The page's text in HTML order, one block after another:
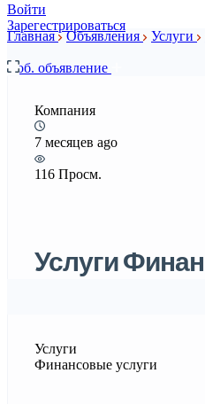
Войти
Зарегестрироваться
Доб. объявление
Главная Объявления Услуги
Компания
7 месяцев ago
116 Просм.
Услуги
Услуги
Финансовые услуги